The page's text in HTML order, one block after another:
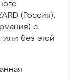
(Россия),
с
без этой